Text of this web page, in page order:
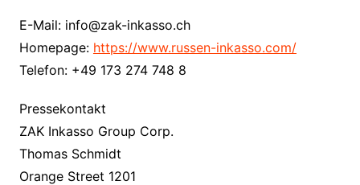
E-Mail: info@zak-inkasso.ch
Homepage: https://www.russen-inkasso.com/
Telefon: +49 173 274 748 8
Pressekontakt
ZAK Inkasso Group Corp.
Thomas Schmidt
Orange Street 1201